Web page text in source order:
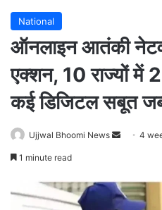
National
ऑनलाइन आतंकी
एक्शन, 10 राज्यों में
कई डिजिटल सबूत
Ujjwal Bhoomi News
d
a
4
1 minute read